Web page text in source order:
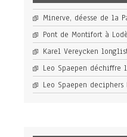
Minerve, déesse de la
Pont de Montifort à
Karel Vereycken
Leo Spaepen déchiffre
Leo Spaepen deciphers